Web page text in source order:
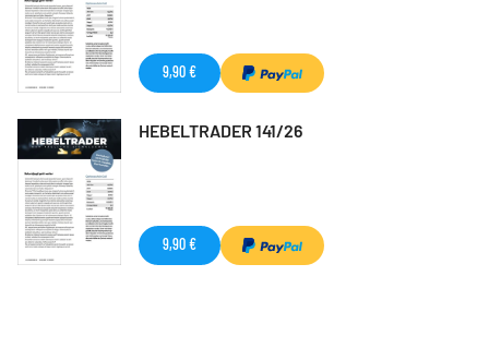
9,90 €
HEBELTRADER 141/26
9,90 €